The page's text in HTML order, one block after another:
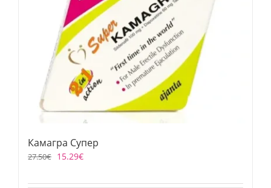
Камагра Супер
27.50€ 15.29€